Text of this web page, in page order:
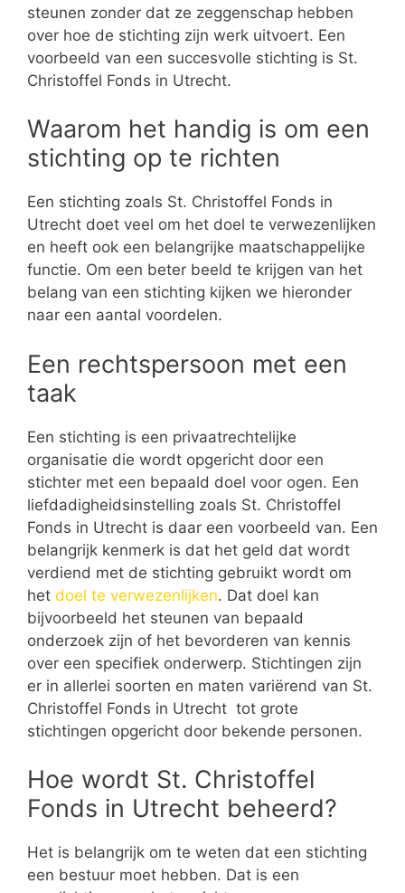
steunen zonder dat ze zeggenschap hebben
over hoe de stichting zijn werk uitvoert. Een
voorbeeld van een succesvolle stichting is St.
Christoffel Fonds in Utrecht.
Waarom het handig is om een
stichting op te richten
Een stichting zoals St. Christoffel Fonds in
Utrecht doet veel om het doel te verwezenlijken
en heeft ook een belangrijke maatschappelijke
functie. Om een beter beeld te krijgen van het
belang van een stichting kijken we hieronder
naar een aantal voordelen.
Een rechtspersoon met een
taak
Een stichting is een privaatrechtelijke
organisatie die wordt opgericht door een
stichter met een bepaald doel voor ogen. Een
liefdadigheidsinstelling zoals St. Christoffel
Fonds in Utrecht is daar een voorbeeld van. Een
belangrijk kenmerk is dat het geld dat wordt
verdiend met de stichting gebruikt wordt om
het doel te verwezenlijken. Dat doel kan
bijvoorbeeld het steunen van bepaald
onderzoek zijn of het bevorderen van kennis
over een specifiek onderwerp. Stichtingen zijn
er in allerlei soorten en maten variërend van St.
Christoffel Fonds in Utrecht tot grote
stichtingen opgericht door bekende personen.
Hoe wordt St. Christoffel
Fonds in Utrecht beheerd?
Het is belangrijk om te weten dat een stichting
een bestuur moet hebben. Dat is een